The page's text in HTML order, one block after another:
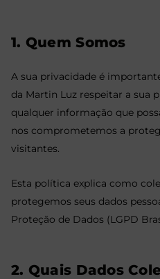
1. Quem Somos
A sua privacidade é
da Martin Luz respeitar a sua
qualquer informação que
nos comprometemos a
visitantes.
Esta política explica como
protegemos seus dados
Proteção de Dados (LGPD
2. Quais Dados